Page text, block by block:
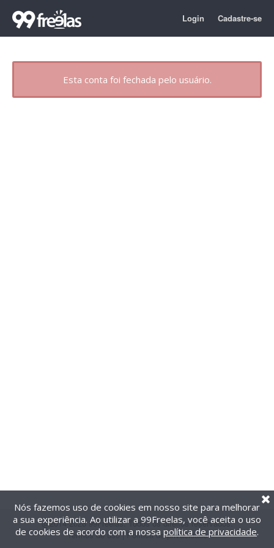
Login Cadastre-se
Esta conta foi fechada pelo usuário.
@2014-2026 99Freelas. Todos os direitos reservados.
Termos de uso| Política de privacidade
Nós fazemos uso de cookies em nosso site para melhorar
a sua experiência. Ao utilizar a 99Freelas, você aceita o uso
de cookies de acordo com a nossa política de privacidade.